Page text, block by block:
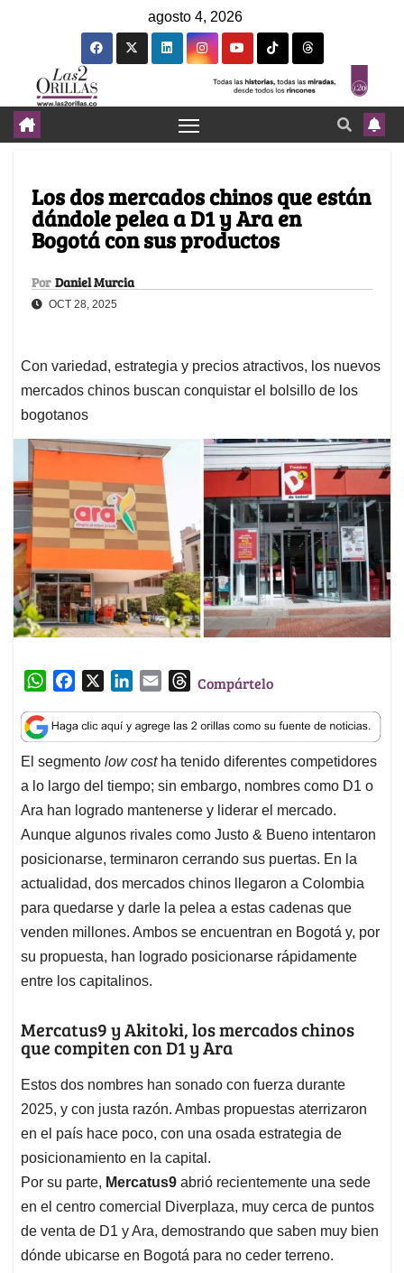
agosto 4, 2026
Los dos mercados chinos que están
dándole pelea a D1 y Ara en
Bogotá con sus productos
Por Daniel Murcia
OCT 28, 2025
Con variedad, estrategia y precios atractivos, los nuevos
mercados chinos buscan conquistar el bolsillo de los
bogotanos
W
a
t
s
A
p
p
c
e
b
o
o
k
n
k
e
d
I
n
a
i
l
T
r
e
a
d
s
Compártelo
El segmento low costha tenido diferentes competidores
a lo largo del tiempo; sin embargo, nombres como D1 o
Ara han logrado mantenerse y liderar el mercado.
Aunque algunos rivales como Justo & Bueno intentaron
posicionarse, terminaron cerrando sus puertas. En la
actualidad, dos mercados chinos llegaron a Colombia
para quedarse y darle la pelea a estas cadenas que
venden millones. Ambos se encuentran en Bogotá y, por
su propuesta, han logrado posicionarse rápidamente
entre los capitalinos.
Mercatus9 y Akitoki, los mercados chinos
que compiten con D1 y Ara
Estos dos nombres han sonado con fuerza durante
2025, y con justa razón. Ambas propuestas aterrizaron
en el país hace poco, con una osada estrategia de
posicionamiento en la capital.
Por su parte, Mercatus9 abrió recientemente una sede
en el centro comercial Diverplaza, muy cerca de puntos
de venta de D1 y Ara, demostrando que saben muy bien
dónde ubicarse en Bogotá para no ceder terreno.